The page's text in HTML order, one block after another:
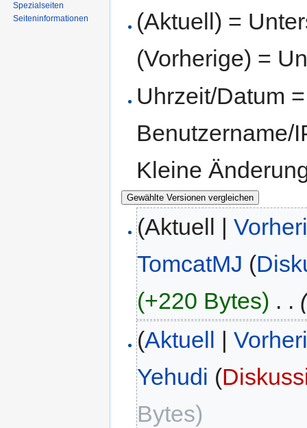
(Aktuell) =
(Vorherige) =
Uhrzeit/Datum
Benutzername/
Kleine
(Aktuell |
TomcatMJ (
(+220 Bytes) . .
(Aktuell |
Yehudi (
Bytes)
Spezialseiten
Seiten­informationen